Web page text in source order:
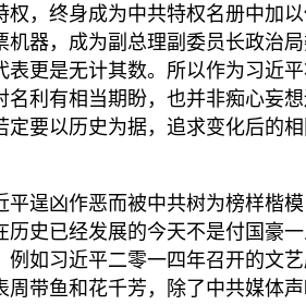
权，终身成为中共特权名册中加
机器，成为副总理副委员长政治
表更是无计其数。所以作为习近
名利有相当期盼，也并非痴心妄
定要以历史为据，追求变化后的
平逞凶作恶而被中共树为榜样楷
历史已经发展的今天不是付国豪
例如习近平二零一四年召开的文
周带鱼和花千芳，除了中共媒体